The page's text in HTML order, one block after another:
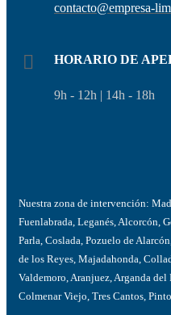
contacto@empresa-
HORARIO DE
9h - 12h | 14h - 18h
Nuestra zona de intervención:
Fuenlabrada, Leganés, Alcorcón,
Parla, Coslada, Pozuelo de
de los Reyes, Majadahonda,
Valdemoro, Aranjuez, Arganda del
Colmenar Viejo, Tres Cantos, Pinto,